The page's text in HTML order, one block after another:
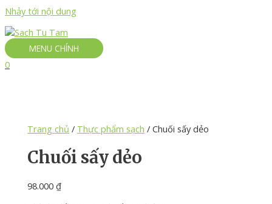
Nhảy tới nội dung
MENU CHÍNH
0
Trang chủ / Thực phẩm sạch / Chuối sấy dẻo
Chuối sấy dẻo
98.000₫